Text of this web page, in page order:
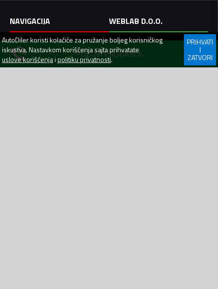
POZOVI PRODAVCA
NAVIGACIJA
Prijavi se
Kontakt
Pomoć
WEBLAB D.O.O.
Jovana Tomaševića 1,
Bar, 85000
Crna Gora
AutoDilerkoristi kolačiće za pružanje boljeg korisničkog
iskustva. Nastavkom korišćenja sajta prihvatate
uslove korišćenjaipolitiku privatnosti.
PRIHVATI
I
ZATVORI